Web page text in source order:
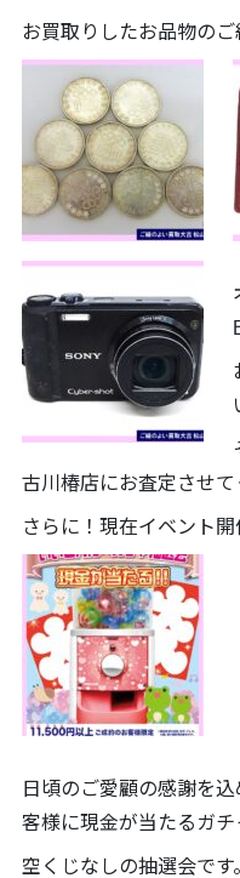
お買取りしたお品物のご
古川椿店にお査定させ
さらに！現在イベント
日頃のご愛顧の感謝を
客様に現金が当たるガ
空くじなしの抽選会で